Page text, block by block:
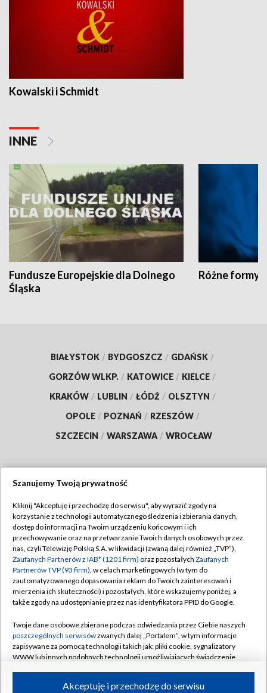
Kowalski i Schmidt
INNE
Fundusze Europejskie dla Dolnego
Śląska
Różne formy
BIAŁYSTOK / BYDGOSZCZ / GDAŃSK /
GORZÓW WLKP. / KATOWICE / KIELCE /
KRAKÓW / LUBLIN / ŁÓDŹ / OLSZTYN /
OPOLE / POZNAŃ / RZESZÓW /
SZCZECIN / WARSZAWA / WROCŁAW
TVP
Abonament TVP
Emisja w TVP
Centrum informacji TVP
Naziemna Telewizja Cyfrowa
Rada Programowa
System NOS
Informacje o nadawcy
Regulamin TVP
Polityka prywatności
Moje zgody
Pomoc
Kontakt
Kanały
Szanujemy Twoją prywatność
Kliknij "Akceptuję i przechodzę do serwisu", aby wyrazić zgody na
korzystanie z technologii automatycznego śledzenia i zbierania danych,
dostęp do informacji na Twoim urządzeniu końcowym i ich
przechowywanie oraz na przetwarzanie Twoich danych osobowych przez
nas, czyli Telewizję Polską S.A. w likwidacji (zwaną dalej również „TVP”),
Zaufanych Partnerów z IAB* (1201 firm) oraz pozostałych Zaufanych
Partnerów TVP (93 firm), w celach marketingowych (w tym do
zautomatyzowanego dopasowania reklam do Twoich zainteresowań i
mierzenia ich skuteczności) i pozostałych, które wskazujemy poniżej, a
także zgody na udostępnianie przez nas identyfikatora PPID do Google.
Twoje dane osobowe zbierane podczas odwiedzania przez Ciebie naszych
poszczególnych serwisówzwanych dalej „Portalem”, w tym informacje
zapisywane za pomocą technologii takich jak: pliki cookie, sygnalizatory
WWW lub innych podobnych technologii umożliwiających świadczenie
ruchu w Internecie.Akceptuję i przechodzę do serwisu